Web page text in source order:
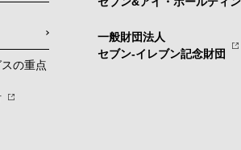
の重点
一般財団法人
セブン-イレブン記念財団